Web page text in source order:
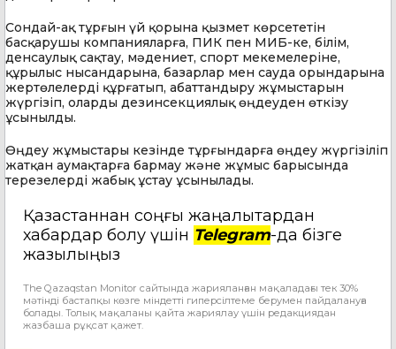
Сондай-ақ тұрғын үй қорына қызмет көрсететін
басқарушы компанияларға, ПИК пен МИБ-ке, білім,
денсаулық сақтау, мәдениет, спорт мекемелеріне,
құрылыс нысандарына, базарлар мен сауда орындарына
жертөлелерді құрғатып, абаттандыру жұмыстарын
жүргізіп, оларды дезинсекциялық өңдеуден өткізу
ұсынылды.
Өңдеу жұмыстары кезінде тұрғындарға өңдеу жүргізіліп
жатқан аумақтарға бармау және жұмыс барысында
терезелерді жабық ұстау ұсынылады.
Қазақстаннан соңғы жаңалықтардан
хабардар болу үшін Telegram-да бізге
жазылыңыз
The Qazaqstan Monitor сайтында жарияланған мақаладағы тек 30%
мәтінді бастапқы көзге міндетті гиперсілтеме берумен пайдалануға
болады. Толық мақаланы қайта жариялау үшін редакциядан
жазбаша рұқсат қажет.